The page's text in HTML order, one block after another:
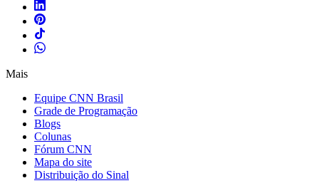
Mais
Equipe CNN Brasil
Grade de Programação
Blogs
Colunas
Fórum CNN
Mapa do site
Distribuição do Sinal